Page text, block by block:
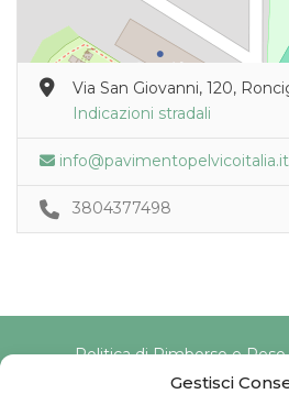
Gestisci
Via San Giovanni, 120,
Indicazioni stradali
info@pavimentopelvicoitalia.it
3804377498
Politica di Rimborso e Reso
Cookie